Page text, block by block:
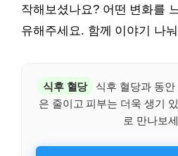
작해보셨나요? 어떤 변화를
유해주세요. 함께 이야기 나
식후 혈당
식후 혈당과 동
은 줄이고 피부는 더욱 생기
로 만나보